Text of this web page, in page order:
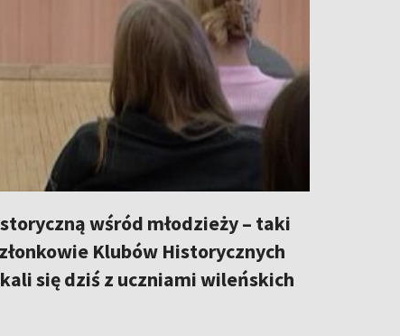
wśród młodzieży – taki
Klubów Historycznych
się dziś z uczniami wileńskich